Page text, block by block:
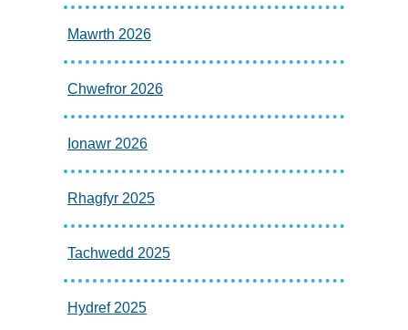
Mawrth 2026
Chwefror 2026
Ionawr 2026
Rhagfyr 2025
Tachwedd 2025
Hydref 2025